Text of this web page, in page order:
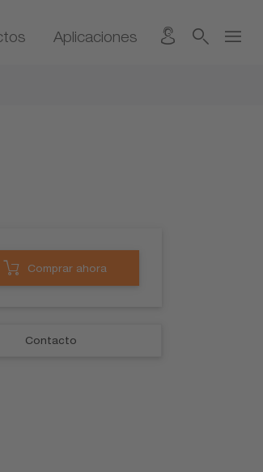
Aplicaciones
Comprar ahora
Contacto